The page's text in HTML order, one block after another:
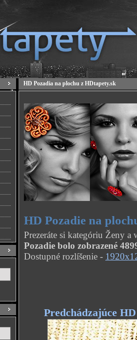
HD Pozadia na plochu z HDtapety.sk
HD Pozadie na
Prezeráte si kategóriu Ženy
Pozadie bolo zobrazené
Dostupné rozlíšenie -
Predchádzajúce